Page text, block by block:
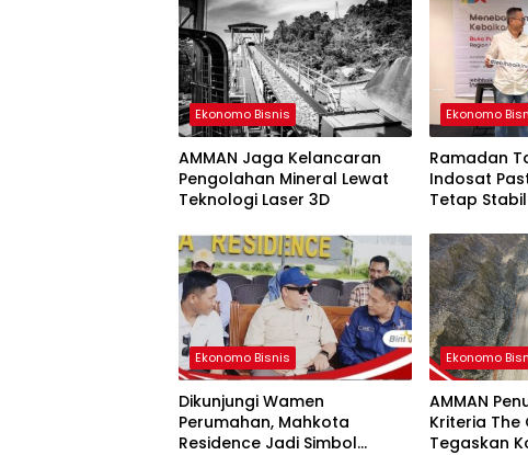
Ekonomo Bisnis
AMMAN Jaga Kelancaran
Pengolahan Mineral Lewat
Teknologi Laser 3D
Ekonomo
Ramadan
Indosat
Tetap
Ekonomo Bisnis
Dikunjungi Wamen
Perumahan, Mahkota
Residence Jadi Simbol
Ekonomo
AMMAN
Kriteria The
Tegaskan